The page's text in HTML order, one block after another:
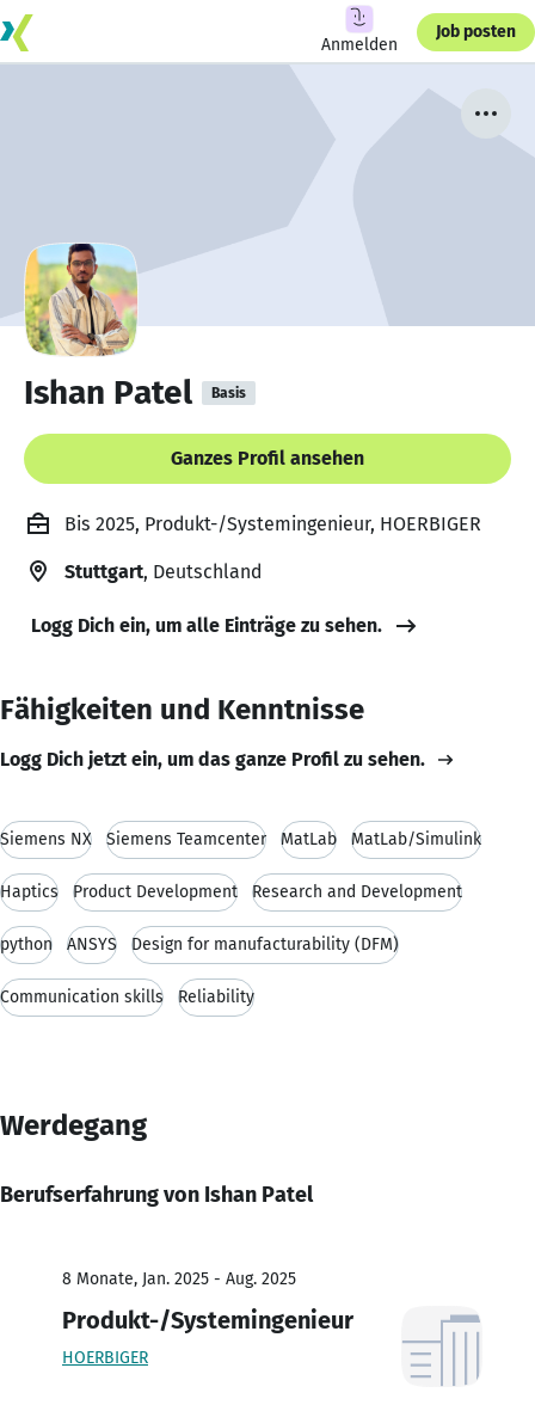
Anmelden
Job posten
Ishan Patel Basis
Ganzes Profil ansehen
Bis 2025, Produkt-/Systemingenieur, HOERBIGER
Stuttgart, Deutschland
Logg Dich ein, um alle Einträge zu sehen.
Fähigkeiten und Kenntnisse
Logg Dich jetzt ein, um das ganze Profil zu sehen.
Siemens NX Siemens Teamcenter MatLab MatLab/Simulink
Haptics Product Development Research and Development
python ANSYS Design for manufacturability (DFM)
Communication skills Reliability
Werdegang
Berufserfahrung von Ishan Patel
8 Monate, Jan. 2025 - Aug. 2025
Produkt-/Systemingenieur
HOERBIGER